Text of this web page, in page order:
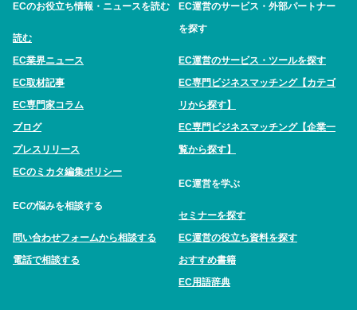
ECのお役立ち情報・ニュースを読む
読む
EC業界ニュース
EC取材記事
EC専門家コラム
ブログ
プレスリリース
ECのミカタ編集ポリシー
ECの悩みを相談する
問い合わせフォームから相談する
電話で相談する
EC運営のサービス・外部パートナー
を探す
EC運営のサービス・ツールを探す
EC専門ビジネスマッチング【カテゴ
リから探す】
EC専門ビジネスマッチング【企業一
覧から探す】
EC運営を学ぶ
セミナーを探す
EC運営の役立ち資料を探す
おすすめ書籍
EC用語辞典